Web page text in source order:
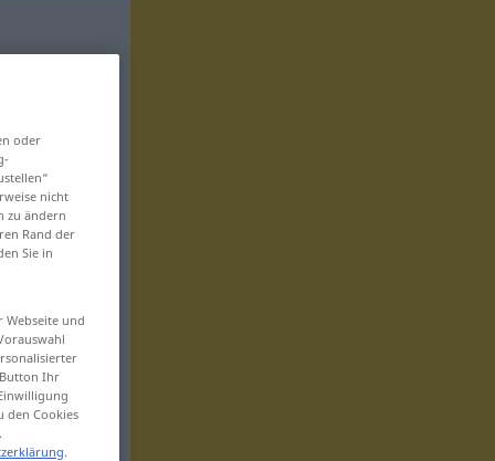
oder
nicht
zu ändern
Rand der
Sie in
und
Ihr
den Cookies
.